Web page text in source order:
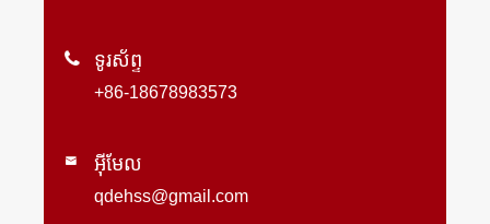
 ទូរស័ព្ទ
+86-18678983573
 អ៊ីមែល
qdehss@gmail.com